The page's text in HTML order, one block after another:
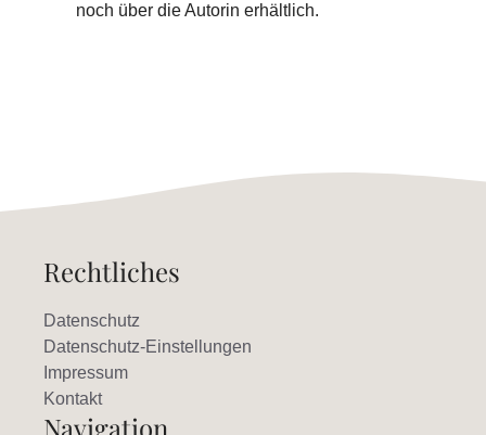
noch über die Autorin erhältlich.
Rechtliches
Datenschutz
Datenschutz-Einstellungen
Impressum
Kontakt
Navigation